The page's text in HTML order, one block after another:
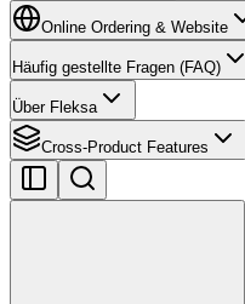
Online Ordering & Website
Häufig gestellte Fragen (FAQ)
Über Fleksa
Cross-Product Features